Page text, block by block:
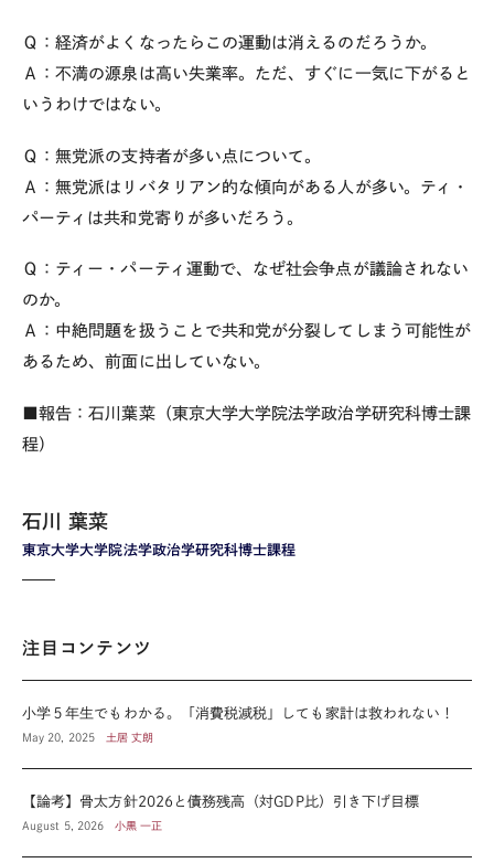
Ｑ：経済がよくなったらこの運動は消えるのだろうか。
Ａ：不満の源泉は高い失業率。ただ、すぐに一気に下がると
いうわけではない。
Ｑ：無党派の支持者が多い点について。
Ａ：無党派はリバタリアン的な傾向がある人が多い。ティ・
パーティは共和党寄りが多いだろう。
Ｑ：ティー・パーティ運動で、なぜ社会争点が議論されない
のか。
Ａ：中絶問題を扱うことで共和党が分裂してしまう可能性が
あるため、前面に出していない。
■報告：石川葉菜（東京大学大学院法学政治学研究科博士課
程）
東京大学大学院法学政治学研究科博士課程
石川 葉菜
注目コンテンツ
小学５年生でもわかる。「消費税減税」しても家計は救われない！
May 20, 2025 土居 丈朗
【論考】骨太方針2026と債務残高（対GDP比）引き下げ目標
August 5, 2026 小黒 一正